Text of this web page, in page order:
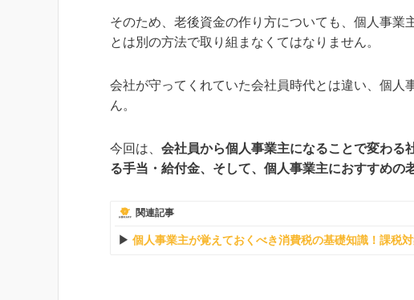
そのため、老後資金の作り方についても、個人事業
とは別の方法で取り組まなくてはなりません。
会社が守ってくれていた会社員時代とは違い、個
ん。
今回は、 会社員から個人事業主になることで変わる
る手当・給付金、そして、個人事業主におすすめの
関連記事
個人事業主が覚えておくべき消費税の基礎知識！課税